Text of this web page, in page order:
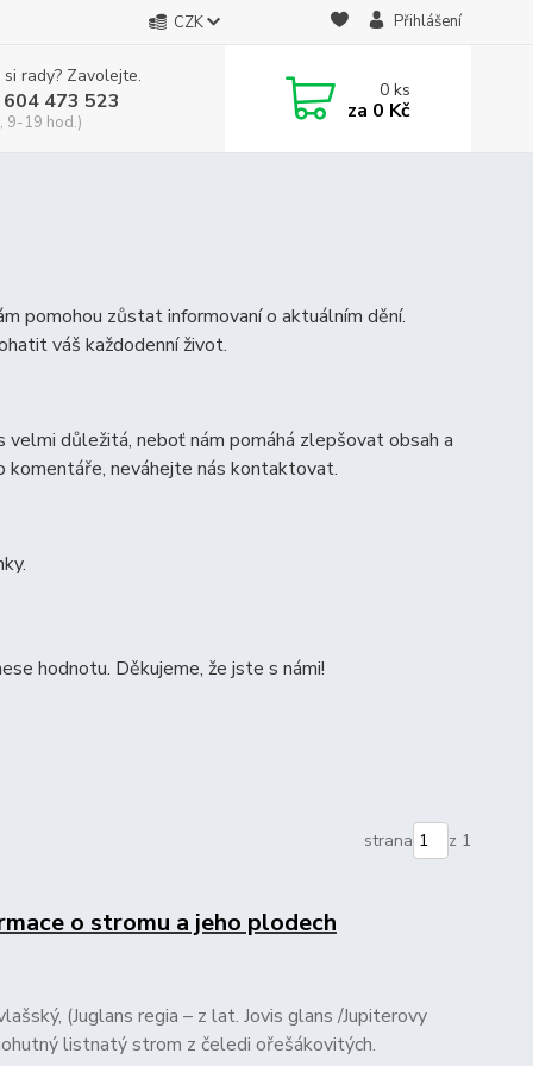
CZK Přihlášení
rady? Zavolejte.
473 523
9-19 hod.)
0ks
za 0 Kč
pomohou zůstat informovaní o aktuálním dění.
váš každodenní život.
velmi důležitá, neboť nám pomáhá zlepšovat obsah a
komentáře, neváhejte nás kontaktovat.
hodnotu. Děkujeme, že jste s námi!
strana z 1
o stromu a jeho plodech
(Juglans regia – z lat. Jovis glans /Jupiterovy
listnatý strom z čeledi ořešákovitých.